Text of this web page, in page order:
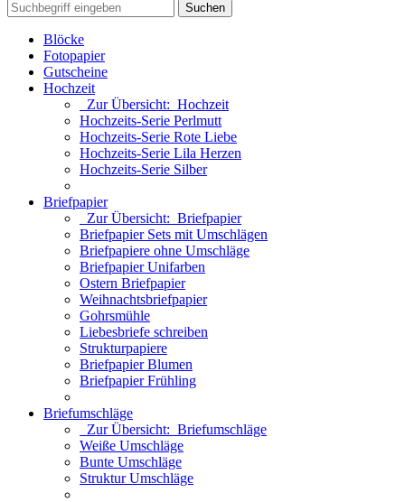
Suchen
Blöcke
Fotopapier
Gutscheine
Hochzeit
Zur Übersicht: Hochzeit
Hochzeits-Serie Perlmutt
Hochzeits-Serie Rote Liebe
Hochzeits-Serie Lila Herzen
Hochzeits-Serie Silber
Briefpapier
Zur Übersicht: Briefpapier
Briefpapier Sets mit Umschlägen
Briefpapiere ohne Umschläge
Briefpapier Unifarben
Ostern Briefpapier
Weihnachtsbriefpapier
Gohrsmühle
Liebesbriefe schreiben
Strukturpapiere
Briefpapier Blumen
Briefpapier Frühling
Briefumschläge
Zur Übersicht: Briefumschläge
Weiße Umschläge
Bunte Umschläge
Struktur Umschläge